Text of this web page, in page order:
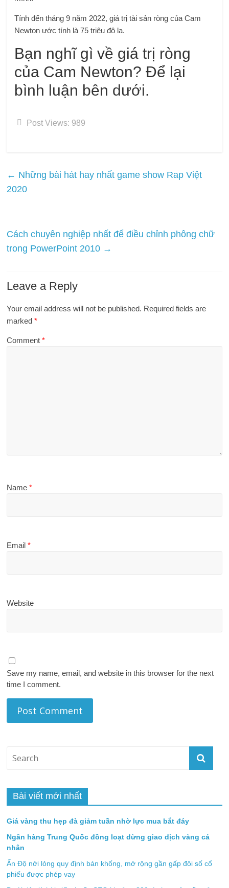
Tính đến tháng 9 năm 2022, giá trị tài sản ròng của Cam
Newton ước tính là 75 triệu đô la.
Bạn nghĩ gì về giá trị ròng
của Cam Newton? Để lại
bình luận bên dưới.
Post Views: 989
← Những bài hát hay nhất game show Rap Việt
2020
Cách chuyên nghiệp nhất để điều chỉnh phông chữ
trong PowerPoint 2010 →
Leave a Reply
Your email address will not be published. Required fields are
marked*
Comment*
Name*
Email*
Website
Save my name, email, and website in this browser for the next
time I comment.
Bài viết mới nhất
Giá vàng thu hẹp đà giảm tuần nhờ lực mua bắt đáy
Ngân hàng Trung Quốc đồng loạt dừng giao dịch vàng cá
nhân
Ấn Độ nới lỏng quy định bán khống, mở rộng gần gấp đôi số cổ
phiếu được phép vay